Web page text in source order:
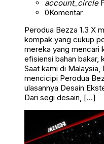
account_circle
0Komentar
Perodua Bezza 1.3 X
kompak yang cukup
mereka yang mencari
efisiensi bahan bakar,
Saat kami di
mencicipi Perodua
ulasannya Desain
Dari segi desain, […]